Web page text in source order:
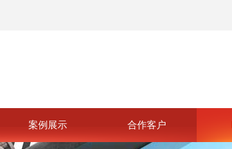
案例展示 合作客户